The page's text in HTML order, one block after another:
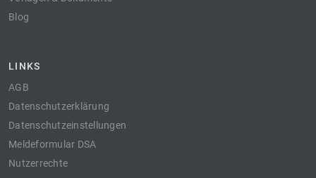
Blog
LINKS
AGB
Datenschutzerklärung
Datenschutzeinstellungen
Meldeformular DSA
Nutzerrechte